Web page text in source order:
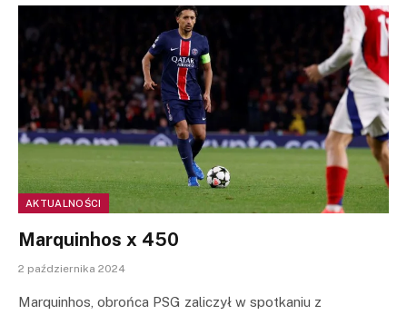
AKTUALNOŚCI
Marquinhos x 450
2 października 2024
Marquinhos, obrońca PSG zaliczył w spotkaniu z